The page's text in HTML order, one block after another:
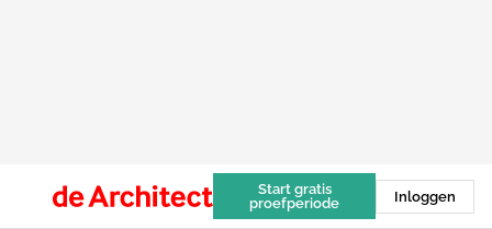
Start gratis
proefperiode
Inloggen